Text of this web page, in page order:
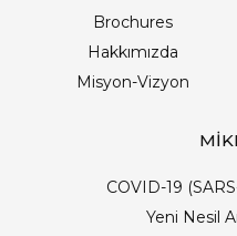
Brochures
Hakkımızda
Misyon-Vizyon
COVID-19
Yeni Nesil